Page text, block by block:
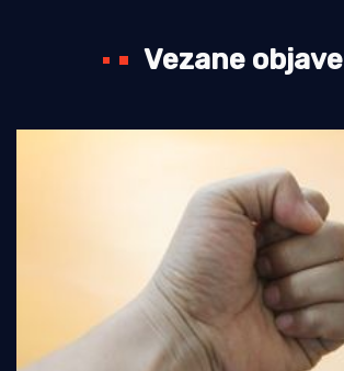
Vezane objave